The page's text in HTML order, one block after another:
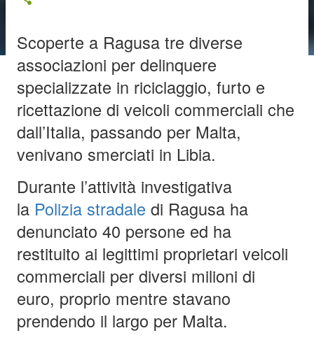
Scoperte a Ragusa tre diverse
associazioni per delinquere
specializzate in riciclaggio, furto e
ricettazione di veicoli commerciali che
dall’Italia, passando per Malta,
venivano smerciati in Libia.
Durante l’attività investigativa
la Polizia stradale di Ragusa ha
denunciato 40 persone ed ha
restituito ai legittimi proprietari veicoli
commerciali per diversi milioni di
euro, proprio mentre stavano
prendendo il largo per Malta.